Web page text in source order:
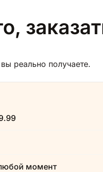
реально получаете.
момент